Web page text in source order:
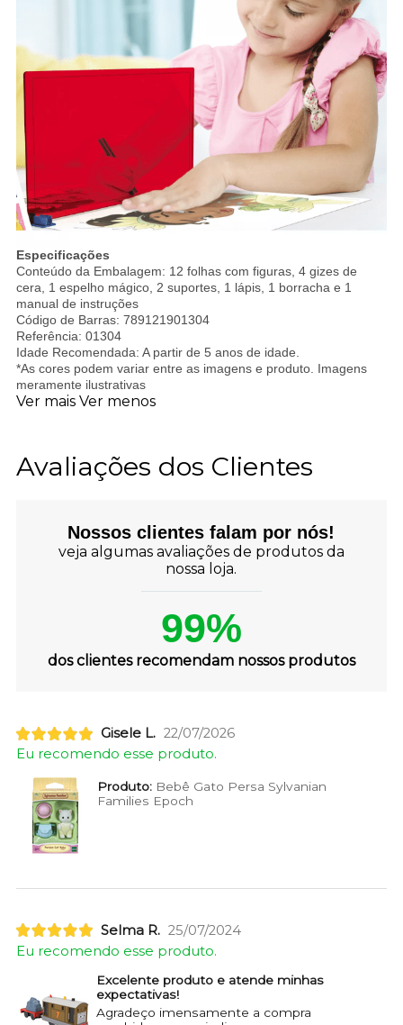
Especificações
Conteúdo da Embalagem: 12 folhas com figuras, 4 gizes de
cera, 1 espelho mágico, 2 suportes, 1 lápis, 1 borracha e 1
manual de instruções
Código de Barras: 789121901304
Referência: 01304
Idade Recomendada: A partir de 5 anos de idade.
*As cores podem variar entre as imagens e produto. Imagens
meramente ilustrativas
Ver mais Ver menos
Avaliações dos Clientes
Nossos clientes falam por nós!
veja algumas avaliações de produtos da
nossa loja.
99%
dos clientes recomendam nossos produtos
Gisele L. 22/07/2026
Eu recomendo esse produto.
Produto:Bebê Gato Persa Sylvanian
Families Epoch
Selma R. 25/07/2024
Eu recomendo esse produto.
Excelente produto e atende minhas
expectativas!
Agradeço imensamente a compra